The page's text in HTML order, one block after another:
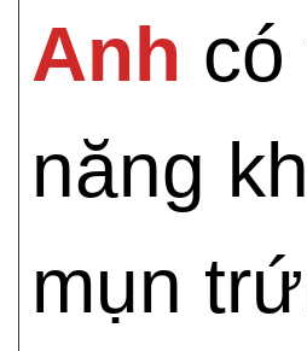
Anh có
năng
mụn